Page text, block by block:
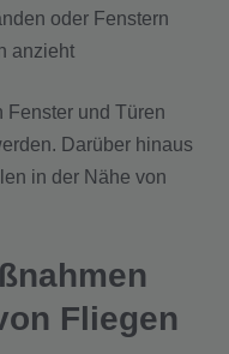
oder Fenstern
anzieht
Fenster und Türen
Darüber hinaus
in der Nähe von
Fliegen